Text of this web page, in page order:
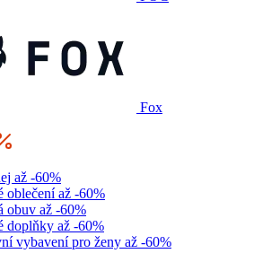
Fox
až -60%
oblečení až -60%
obuv až -60%
doplňky až -60%
vybavení pro ženy až -60%